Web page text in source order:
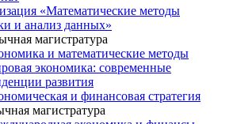
«Математические методы
и анализ данных»
магистратура
и математические методы
экономика: современные
развития
и финансовая стратегия
магистратура